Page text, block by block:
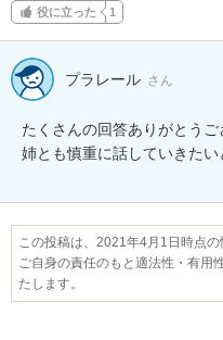
役に立った 1
プラレール さん
たくさんの回答ありがとうご
姉とも慎重に話していきたい
この投稿は、2021年4月1日時点の
ご自身の責任のもと適法性・有用
たします。